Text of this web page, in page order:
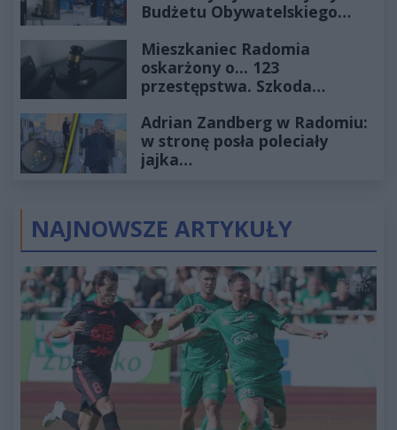
Budżetu Obywatelskiego
Mieszkaniec Radomia
oskarżony o... 123
przestępstwa. Szkoda
złotych
Adrian Zandberg w Radomiu:
w stronę posła poleciały
jajka…
NAJNOWSZE ARTYKUŁY